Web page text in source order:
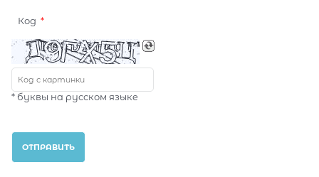
Код
* буквы на русском языке